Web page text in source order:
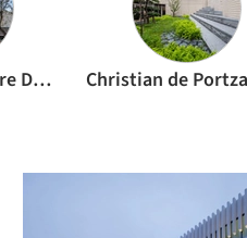
China Architecture Design Group Land-based Rationalism D.R.C